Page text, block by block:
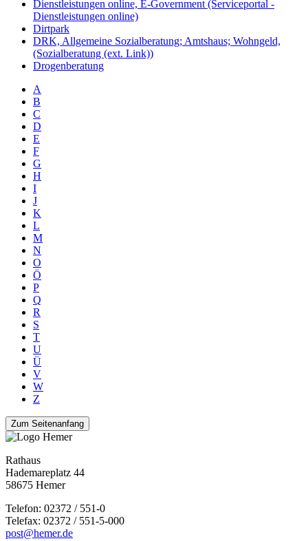
Dienstleistungen online, E-Government (Serviceportal -
Dienstleistungen online)
Dirtpark
DRK, Allgemeine Sozialberatung; Amtshaus; Wohngeld,
(Sozialberatung (ext. Link))
Drogenberatung
A
B
C
D
E
F
G
H
I
J
K
L
M
N
O
Ö
P
Q
R
S
T
U
Ü
V
W
Z
Zum Seitenanfang
Rathaus
Hademareplatz 44
58675 Hemer
Telefon: 02372 / 551-0
Telefax: 02372 / 551-5-000
post@hemer.de